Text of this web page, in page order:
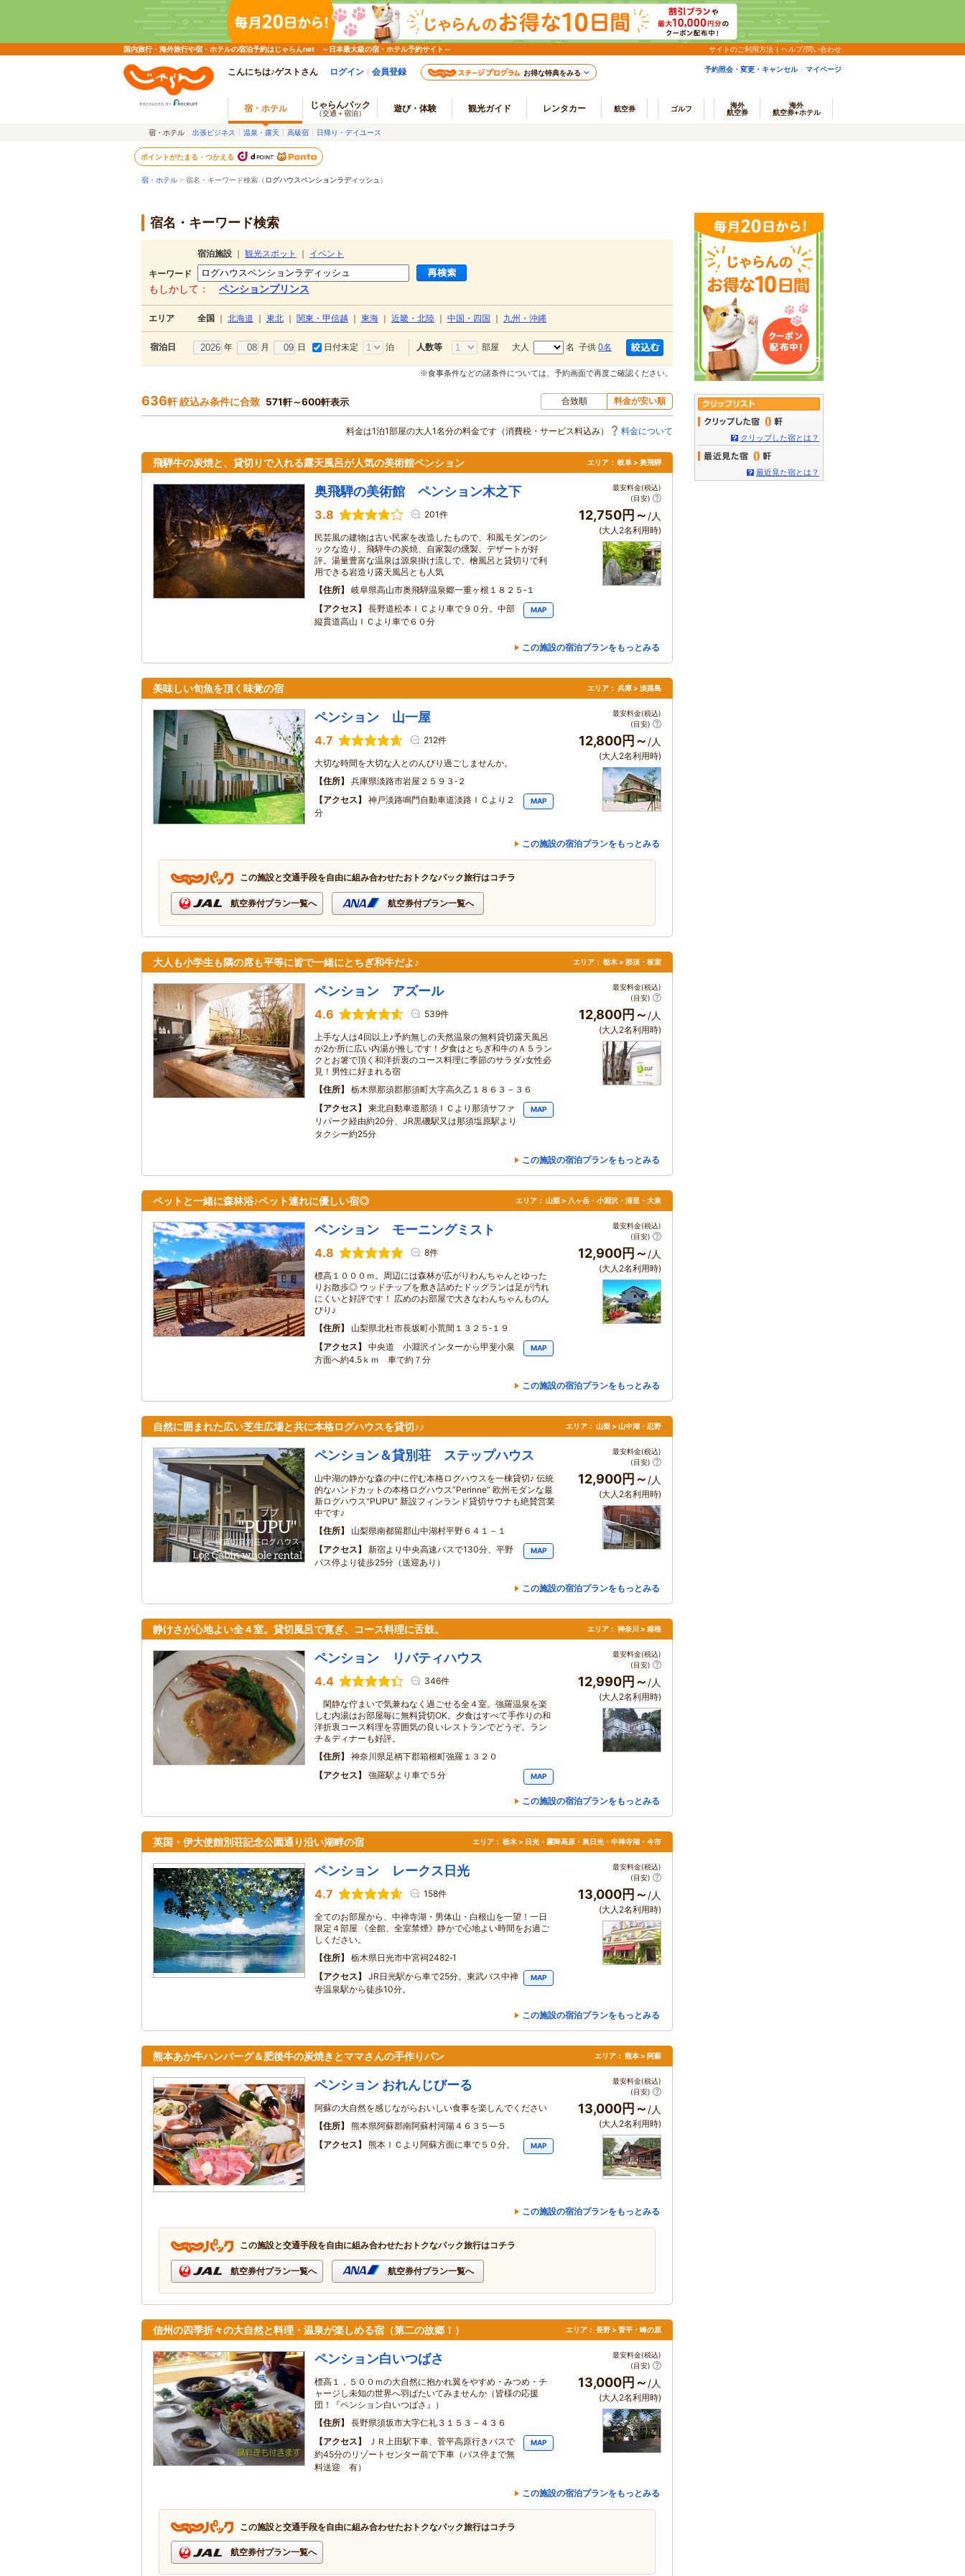
国内旅行・海外旅行や宿・ホテルの宿泊予約はじゃらんnet ～日本最大級の宿・ホテル予約サイト～ サイトのご利用方法 ヘルプ/問い合わせ
こんにちは♪ゲストさん ログイン 会員登録 お得な特典をみる 予約照会・変更・キャンセル マイページ
宿・ホテル じゃらんパック
（交通＋宿泊） 遊び・体験 観光ガイド レンタカー 航空券 ゴルフ
海外
航空券
海外
航空券+ホテル
宿・ホテル 出張ビジネス 温泉・露天 高級宿 日帰り・デイユース
ポイントがたまる・つかえる
宿・ホテル > 宿名・キーワード検索（ ログハウスペンションラディッシュ ）
宿名・キーワード検索
宿泊施設 観光スポット
イベント
キーワード
もしかして： ペンションプリンス
エリア 全国 北海道 東北 関東・甲信越 東海 近畿・北陸 中国・四国 九州・沖縄
宿泊日 年 月 日 日付未定 泊 人数等 部屋 大人 名 子供 0名
※食事条件などの諸条件については、予約画面で再度ご確認ください。
636軒 絞込み条件に合致 571軒～600軒表示 合致順 料金が安い順
料金は1泊1部屋の大人1名分の料金です（消費税・サービス料込み） 料金について
飛騨牛の炭焼と、貸切りで入れる露天風呂が人気の美術館ペンション エリア： 岐阜 > 奥飛騨
奥飛騨の美術館 ペンション木之下
3.8 201件
民芸風の建物は古い民家を改造したもので、和風モダンのシ
ックな造り。飛騨牛の炭焼、自家製の燻製、デザートが好
評。湯量豊富な温泉は源泉掛け流しで、檜風呂と貸切りで利
用できる岩造り露天風呂とも人気
住所
岐阜県高山市奥飛騨温泉郷一重ヶ根１８２５‐１
アクセス
長野道松本ＩＣより車で９０分。中部
縦貫道高山ＩＣより車で６０分
MAP
最安料金(税込)
(目安)
12,750円～ /人
(大人2名利用時)
この施設の宿泊プランをもっとみる
美味しい旬魚を頂く味覚の宿 エリア： 兵庫 > 淡路島
ペンション 山一屋
4.7 212件
大切な時間を大切な人とのんびり過ごしませんか。
住所
兵庫県淡路市岩屋２５９３‐２
アクセス
神戸淡路鳴門自動車道淡路ＩＣより２
分
MAP
最安料金(税込)
(目安)
12,800円～ /人
(大人2名利用時)
この施設の宿泊プランをもっとみる
この施設と交通手段を自由に組み合わせたおトクなパック旅行はコチラ
航空券付プラン一覧へ 航空券付プラン一覧へ
大人も小学生も隣の席も平等に皆で一緒にとちぎ和牛だよ♪ エリア： 栃木 > 那須・板室
ペンション アズール
4.6 539件
上手な人は4回以上♪予約無しの天然温泉の無料貸切露天風呂
が2か所に広い内湯が推しです！夕食はとちぎ和牛のＡ５ラン
クとお箸で頂く和洋折衷のコース料理に季節のサラダ♪女性必
見！男性に好まれる宿
住所
栃木県那須郡那須町大字高久乙１８６３－３６
アクセス
東北自動車道那須ＩＣより那須サファ
リパーク経由約20分、JR黒磯駅又は那須塩原駅より
タクシー約25分
MAP
最安料金(税込)
(目安)
12,800円～ /人
(大人2名利用時)
この施設の宿泊プランをもっとみる
ペットと一緒に森林浴♪ペット連れに優しい宿◎ エリア： 山梨 > 八ヶ岳・小淵沢・清里・大泉
ペンション モーニングミスト
4.8 8件
標高１０００ｍ。周辺には森林が広がりわんちゃんとゆった
りお散歩◎ ウッドチップを敷き詰めたドッグランは足が汚れ
にくいと好評です！ 広めのお部屋で大きなわんちゃんものん
びり♪
住所
山梨県北杜市長坂町小荒間１３２５‐１９
アクセス
中央道 小淵沢インターから甲斐小泉
方面へ約4.5ｋｍ 車で約７分
MAP
最安料金(税込)
(目安)
12,900円～ /人
(大人2名利用時)
この施設の宿泊プランをもっとみる
自然に囲まれた広い芝生広場と共に本格ログハウスを貸切♪♪ エリア： 山梨 > 山中湖・忍野
ペンション＆貸別荘 ステップハウス
山中湖の静かな森の中に佇む本格ログハウスを一棟貸切♪ 伝統
的なハンドカットの本格ログハウス”Perinne” 欧州モダンな最
新ログハウス"PUPU" 新設フィンランド貸切サウナも絶賛営業
中です♪
住所
山梨県南都留郡山中湖村平野６４１－１
アクセス
新宿より中央高速バスで130分、平野
バス停より徒歩25分（送迎あり）
MAP
最安料金(税込)
(目安)
12,900円～ /人
(大人2名利用時)
この施設の宿泊プランをもっとみる
静けさが心地よい全４室。貸切風呂で寛ぎ、コース料理に舌鼓。 エリア： 神奈川 > 箱根
ペンション リバティハウス
4.4 346件
閑静な佇まいで気兼ねなく過ごせる全４室。強羅温泉を楽
しむ内湯はお部屋毎に無料貸切OK。夕食はすべて手作りの和
洋折衷コース料理を雰囲気の良いレストランでどうぞ。ラン
チ＆ディナーも好評。
住所
神奈川県足柄下郡箱根町強羅１３２０
アクセス
強羅駅より車で５分 MAP
最安料金(税込)
(目安)
12,990円～ /人
(大人2名利用時)
この施設の宿泊プランをもっとみる
英国・伊大使館別荘記念公園通り沿い湖畔の宿 エリア： 栃木 > 日光・霧降高原・奥日光・中禅寺湖・今市
ペンション レークス日光
4.7 158件
全てのお部屋から、中禅寺湖・男体山・白根山を一望！一日
限定４部屋 《全館、全室禁煙》静かで心地よい時間をお過ご
しください。
住所
栃木県日光市中宮祠2482‐1
アクセス
JR日光駅から車で25分。東武バス中禅
寺温泉駅から徒歩10分。
MAP
最安料金(税込)
(目安)
13,000円～ /人
(大人2名利用時)
この施設の宿泊プランをもっとみる
熊本あか牛ハンバーグ＆肥後牛の炭焼きとママさんの手作りパン エリア： 熊本 > 阿蘇
ペンション おれんじびーる
阿蘇の大自然を感じながらおいしい食事を楽しんでください
住所
熊本県阿蘇郡南阿蘇村河陽４６３５―５
アクセス
熊本ＩＣより阿蘇方面に車で５０分。 MAP
最安料金(税込)
(目安)
13,000円～ /人
(大人2名利用時)
この施設の宿泊プランをもっとみる
この施設と交通手段を自由に組み合わせたおトクなパック旅行はコチラ
航空券付プラン一覧へ 航空券付プラン一覧へ
信州の四季折々の大自然と料理・温泉が楽しめる宿（第二の故郷！） エリア： 長野 > 菅平・峰の原
ペンション白いつばさ
標高１，５００ｍの大自然に抱かれ翼をやすめ・みつめ・チ
ャージし未知の世界へ羽ばたいてみませんか（皆様の応援
団！『ペンション白いつばさ』）
住所
長野県須坂市大字仁礼３１５３－４３６
アクセス
ＪＲ上田駅下車、菅平高原行きバスで
約45分のリゾートセンター前で下車（バス停まで無
料送迎 有）
MAP
最安料金(税込)
(目安)
13,000円～ /人
(大人2名利用時)
この施設の宿泊プランをもっとみる
この施設と交通手段を自由に組み合わせたおトクなパック旅行はコチラ
航空券付プラン一覧へ
0
クリップした宿とは？
0
最近見た宿とは？